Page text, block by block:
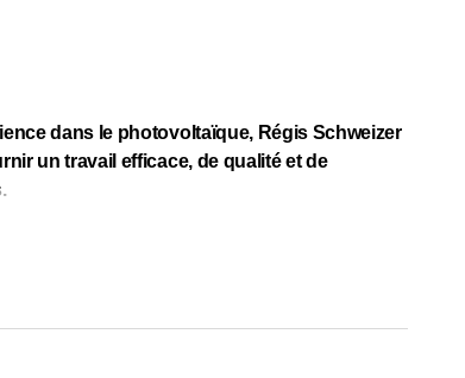
dans le photovoltaïque, Régis Schweizer
un travail efficace, de qualité et de